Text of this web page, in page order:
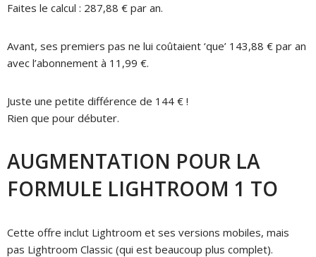
Faites le calcul : 287,88 € par an.
Avant, ses premiers pas ne lui coûtaient ‘que’ 143,88 € par an
avec l’abonnement à 11,99 €.
Juste une petite différence de 144 € !
Rien que pour débuter.
AUGMENTATION POUR LA
FORMULE LIGHTROOM 1 TO
Cette offre inclut Lightroom et ses versions mobiles, mais
pas Lightroom Classic (qui est beaucoup plus complet).